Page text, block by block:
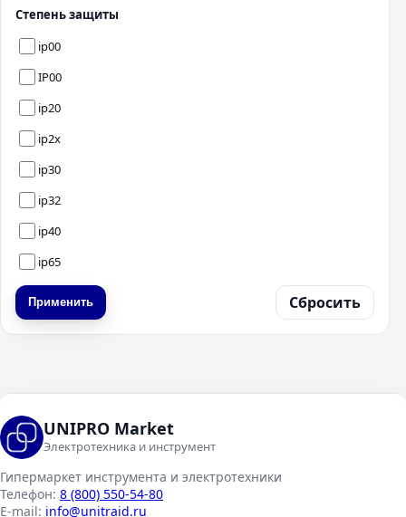
Степень защиты
ip00
IP00
ip20
ip2x
ip30
ip32
ip40
ip65
Применить Сбросить
UNIPRO Market
Электротехника и инструмент
Гипермаркет инструмента и электротехники
Телефон: 8 (800) 550-54-80
E-mail: info@unitraid.ru